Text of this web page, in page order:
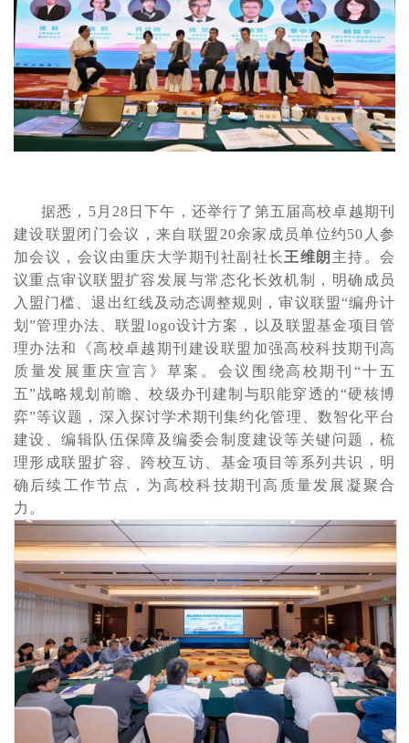
据悉， 5月28日下午，还举行了第五届高校卓越期刊
建设联盟闭门会议，来自联盟20余家成员单位约50人参
加会议，会议由重庆大学期刊社副社长王维朗 主持。会
议重点审议联盟扩容发展与常态化长效机制，明确成员
入盟门槛、退出红线及动态调整规则，审议联盟“编舟计
划”管理办法、联盟logo设计方案，以及联盟基金项目管
理办法和《高校卓越期刊建设联盟加强高校科技期刊高
质量发展重庆宣言》草案。会议围绕高校期刊“十五
五”战略规划前瞻、校级办刊建制与职能穿透的“硬核博
弈”等议题，深入探讨学术期刊集约化管理、数智化平台
建设、编辑队伍保障及编委会制度建设等关键问题，梳
理形成联盟扩容、跨校互访、基金项目等系列共识，明
确后续工作节点，为高校科技期刊高质量发展凝聚合
力。